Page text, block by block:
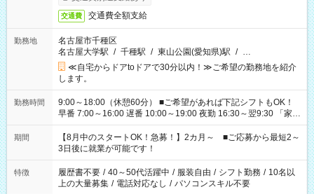
交通費 交通費全額支給
勤務地
名古屋市千種区
名古屋大学駅 / 千種駅 / 東山公園(愛知県)駅 / …
≪自宅からドアtoドアで30分以内！≫ご希望の勤務地を紹介
します。
勤務時間
9:00～18:00（休憩60分） ■ご希望があれば下記シフトもOK！
早番 7:00～16:00 遅番 10:00～19:00 夜勤 16:30～翌9:30 「家族
と休みを合わせたい」 「余裕を持って夕飯の準備がしたい」
「できれば残業はしたくない」 など、ご希望を教えてください
ね。 ※Wワーク希望の方へ 今ご覧のお仕事で希望する勤務時間
と、もう1つのお仕事の勤務時間。 合計で週40時間を超える場
合は応募できません。
期間
【8月中のスタートOK！急募！】2カ月～ ■ご応募から最短2～
3日後に就業が可能です！
特徴 履歴書不要 / 40～50代活躍中 / 服装自由 / シフト勤務 / 10名以
上の大量募集 / 電話対応なし / パソコンスキル不要